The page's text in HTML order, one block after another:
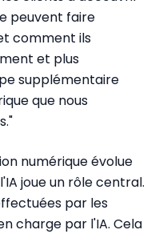
peuvent faire
comment ils
et plus
supplémentaire
que nous
numérique évolue
joue un rôle central.
par les
charge par l'IA. Cela